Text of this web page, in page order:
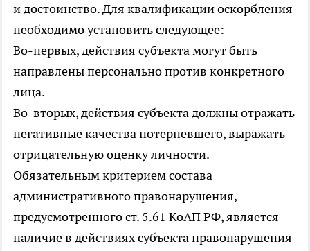
и достоинство. Для квалификации оскорбления
необходимо установить следующее:
Во-первых, действия субъекта могут быть
направлены персонально против конкретного
лица.
Во-вторых, действия субъекта должны отражать
негативные качества потерпевшего, выражать
отрицательную оценку личности.
Обязательным критерием состава
административного правонарушения,
предусмотренного ст. 5.61 КоАП РФ, является
наличие в действиях субъекта правонарушения